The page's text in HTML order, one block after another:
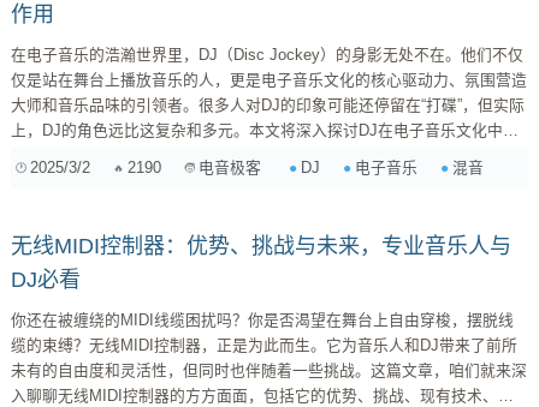
作用
在电子音乐的浩瀚世界里，DJ（Disc Jockey）的身影无处不在。他们不仅
仅是站在舞台上播放音乐的人，更是电子音乐文化的核心驱动力、氛围营造
大师和音乐品味的引领者。很多人对DJ的印象可能还停留在“打碟”，但实际
上，DJ的角色远比这复杂和多元。本文将深入探讨DJ在电子音乐文化中的
(Music Curator) DJ首...
2025/3/2 2190 电音极客 DJ 电子音乐 混音
无线MIDI控制器：优势、挑战与未来，专业音乐人与
DJ必看
你还在被缠绕的MIDI线缆困扰吗？你是否渴望在舞台上自由穿梭，摆脱线
缆的束缚？无线MIDI控制器，正是为此而生。它为音乐人和DJ带来了前所
未有的自由度和灵活性，但同时也伴随着一些挑战。这篇文章，咱们就来深
入聊聊无线MIDI控制器的方方面面，包括它的优势、挑战、现有技术、未